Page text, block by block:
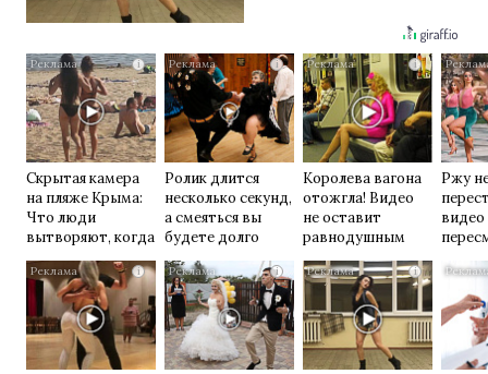
i
Скрытая камера
на пляже Крыма:
Что люди
вытворяют, когда
их не видят...
i
Ролик длится
несколько секунд,
а смеяться вы
будете долго
i
Королева вагона
отожгла! Видео
не оставит
равнодушным
Ржу
видео
i i i